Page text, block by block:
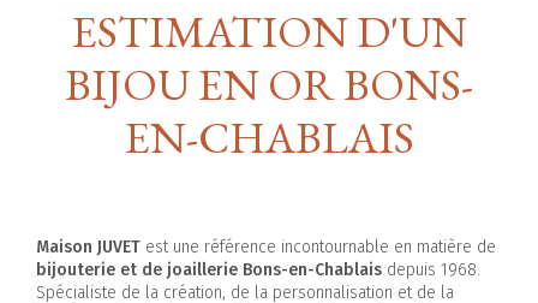
ESTIMATION D'UN
BIJOU EN OR BONS-
EN-CHABLAIS
Maison JUVET est une référence incontournable en matière de
bijouterie et de joaillerie Bons-en-Chablais depuis 1968.
Spécialiste de la création, de la personnalisation et de la